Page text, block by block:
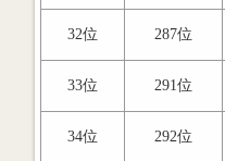
32位 287位
33位 291位
34位 292位